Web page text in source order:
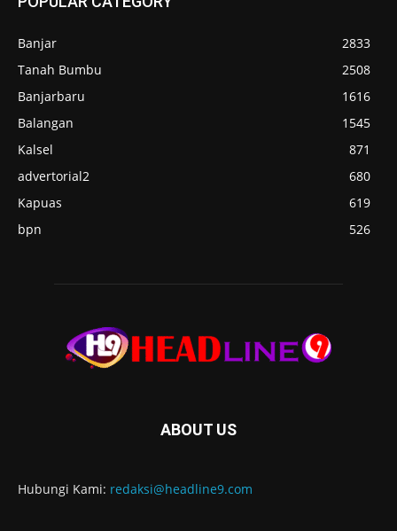
Banjar
2833
Tanah Bumbu
2508
Banjarbaru
1616
Balangan
1545
Kalsel
871
advertorial2
680
Kapuas
619
bpn
526
ABOUT US
Hubungi Kami: redaksi@headline9.com